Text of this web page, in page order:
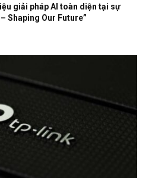
giải pháp AI toàn diện tại sự
Shaping Our Future”